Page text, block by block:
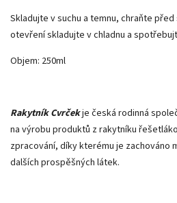
Skladujte v suchu a temnu, chraňte
otevření skladujte v chladnu a
Objem: 250ml
Rakytník Cvrčekje česká rodinná
na výrobu produktů z rakytníku
zpracování, díky kterému je zachováno
dalších prospěšných látek.